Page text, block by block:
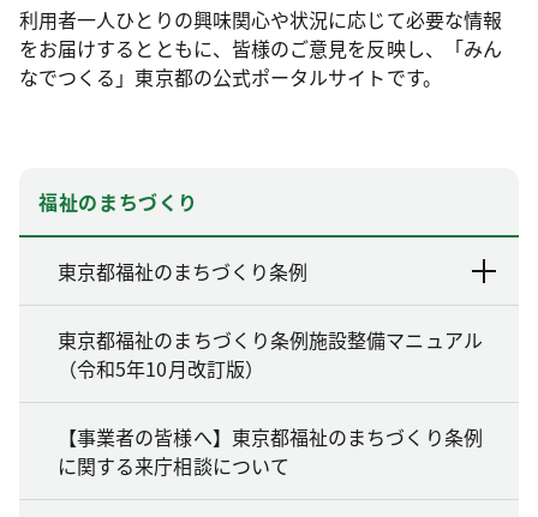
利用者一人ひとりの興味関心や状況に応じて必要な情報
をお届けするとともに、皆様のご意見を反映し、「みん
なでつくる」東京都の公式ポータルサイトです。
福祉のまちづくり
東京都福祉のまちづくり条例
東京都福祉のまちづくり条例施設整備マニュアル
（令和5年10月改訂版）
【事業者の皆様へ】東京都福祉のまちづくり条例
に関する来庁相談について